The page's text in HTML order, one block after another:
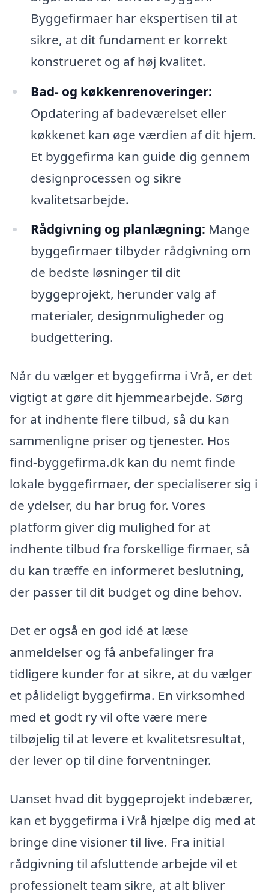
Byggefirmaer har ekspertisen til at
sikre, at dit fundament er korrekt
konstrueret og af høj kvalitet.
Bad- og køkkenrenoveringer:
Opdatering af badeværelset eller
køkkenet kan øge værdien af dit hjem.
Et byggefirma kan guide dig gennem
designprocessen og sikre
kvalitetsarbejde.
Rådgivning og planlægning: Mange
byggefirmaer tilbyder rådgivning om
de bedste løsninger til dit
byggeprojekt, herunder valg af
materialer, designmuligheder og
budgettering.
Når du vælger et byggefirma i Vrå, er det
vigtigt at gøre dit hjemmearbejde. Sørg
for at indhente flere tilbud, så du kan
sammenligne priser og tjenester. Hos
find-byggefirma.dk kan du nemt finde
lokale byggefirmaer, der specialiserer sig i
de ydelser, du har brug for. Vores
platform giver dig mulighed for at
indhente tilbud fra forskellige firmaer, så
du kan træffe en informeret beslutning,
der passer til dit budget og dine behov.
Det er også en god idé at læse
anmeldelser og få anbefalinger fra
tidligere kunder for at sikre, at du vælger
et pålideligt byggefirma. En virksomhed
med et godt ry vil ofte være mere
tilbøjelig til at levere et kvalitetsresultat,
der lever op til dine forventninger.
Uanset hvad dit byggeprojekt indebærer,
kan et byggefirma i Vrå hjælpe dig med at
bringe dine visioner til live. Fra initial
rådgivning til afsluttende arbejde vil et
professionelt team sikre, at alt bliver